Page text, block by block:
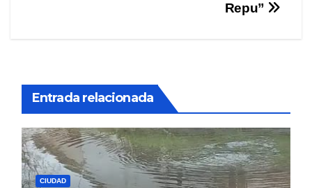
Repu”
Entrada relacionada
CIUDAD